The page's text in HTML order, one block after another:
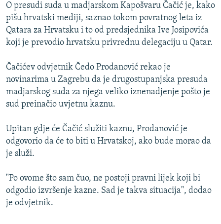
SPECIJALI RSE
VIŠE OD NASLOVA
GENOCID U SREBRENICI
POPLAVE I KLIZIŠTA U BIH 2024.
TV LIBERTY
POST SCRIPTUM
TRI DECENIJE OD RATA U BIH
SVE KARTE DEJTONA
PRATITE NAS
Sve RFE/RL stranice
O presudi suda u madjarskom Kapošvaru Čačić je, kako
pišu hrvatski mediji, saznao tokom povratnog leta iz
Qatara za Hrvatsku i to od predsjednika Ive Josipovića
koji je prevodio hrvatsku privrednu delegaciju u Qatar.
Čačićev odvjetnik Čedo Prodanović rekao je
novinarima u Zagrebu da je drugostupanjska presuda
madjarskog suda za njega veliko iznenadjenje pošto je
sud preinačio uvjetnu kaznu.
Upitan gdje će Čačić služiti kaznu, Prodanović je
odgovorio da će to biti u Hrvatskoj, ako bude morao da
je služi.
"Po ovome što sam čuo, ne postoji pravni lijek koji bi
odgodio izvršenje kazne. Sad je takva situacija", dodao
je odvjetnik.